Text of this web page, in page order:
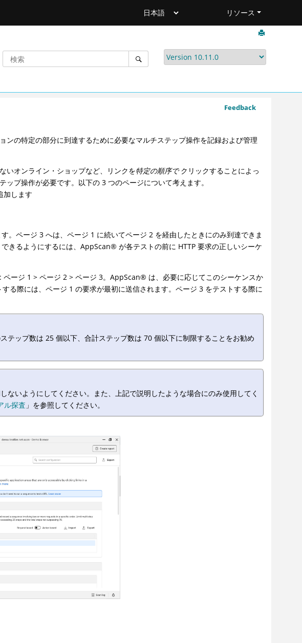
リソース
Feedback
ンの特定の部分に到達するために必要なマルチステップ操作を記録および管理
いオンライン・ショップなど、リンクを特定の順序でクリックすることによっ
プ操作が必要です。以下の 3 つのページについて考えます。
加します
。ページ 3 へは、ページ 1 に続いてページ 2 を経由したときにのみ到達できま
きるようにするには、AppScan® が各テストの前に HTTP 要求の正しいシーケ
ージ 1 > ページ 2 > ページ 3。AppScan® は、必要に応じてこのシーケンスか
る際には、ページ 1 の要求が最初に送信されます。ページ 3 をテストする際に
テップ数は 25 個以下、合計ステップ数は 70 個以下に制限することをお勧め
ないようにしてください。また、上記で説明したような場合にのみ使用してく
ル探査 」を参照してください。